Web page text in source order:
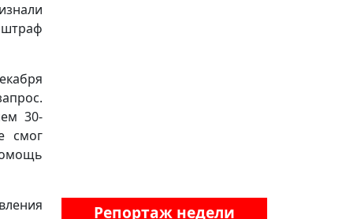
30-
смог
Репортаж недели